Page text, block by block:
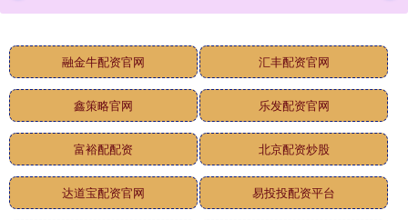
融金牛配资官网 汇丰配资官网
鑫策略官网 乐发配资官网
富裕配配资 北京配资炒股
达道宝配资官网 易投投配资平台